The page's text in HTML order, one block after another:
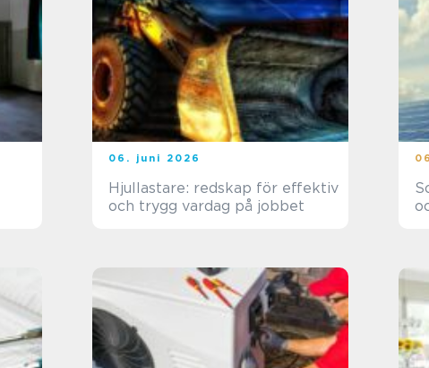
06. juni 2026
Hjullastare: redskap för effektiv
och trygg vardag på jobbet